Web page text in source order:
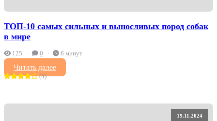
ТОП-10 самых сильных и выносливых пород собак
в мире
125 0 6 минут
Читать далее
(4)
19.11.2024